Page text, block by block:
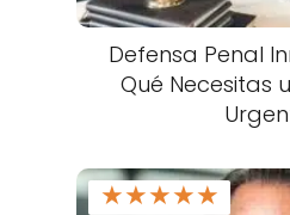
Defensa Penal
Qué Necesitas
★★★★★